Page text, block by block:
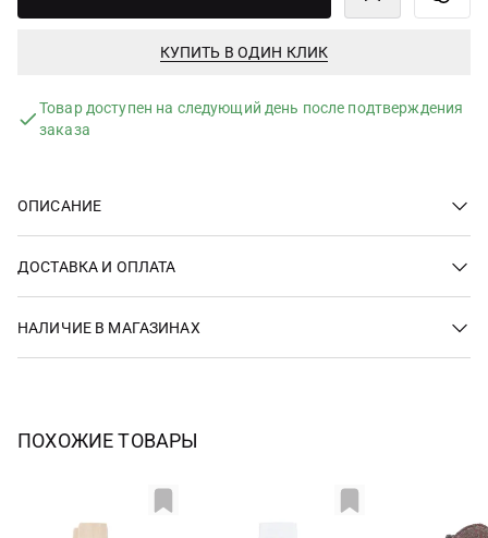
КУПИТЬ В ОДИН КЛИК
Товар доступен на следующий день после подтверждения
заказа
ОПИСАНИЕ
ДОСТАВКА И ОПЛАТА
НАЛИЧИЕ В МАГАЗИНАХ
ПОХОЖИЕ ТОВАРЫ